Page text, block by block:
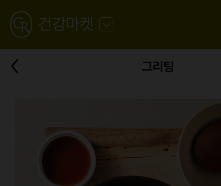
GREATING
건강마켓
로
그리팅
뒤
로
가